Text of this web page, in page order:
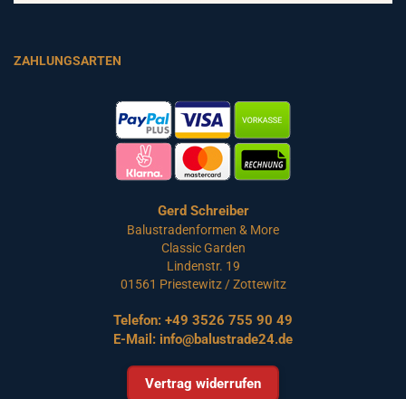
ZAHLUNGSARTEN
Gerd Schreiber
Balustradenformen & More
Classic Garden
Lindenstr. 19
01561 Priestewitz / Zottewitz
Telefon: +49 3526 755 90 49
E-Mail: info@balustrade24.de
Vertrag widerrufen